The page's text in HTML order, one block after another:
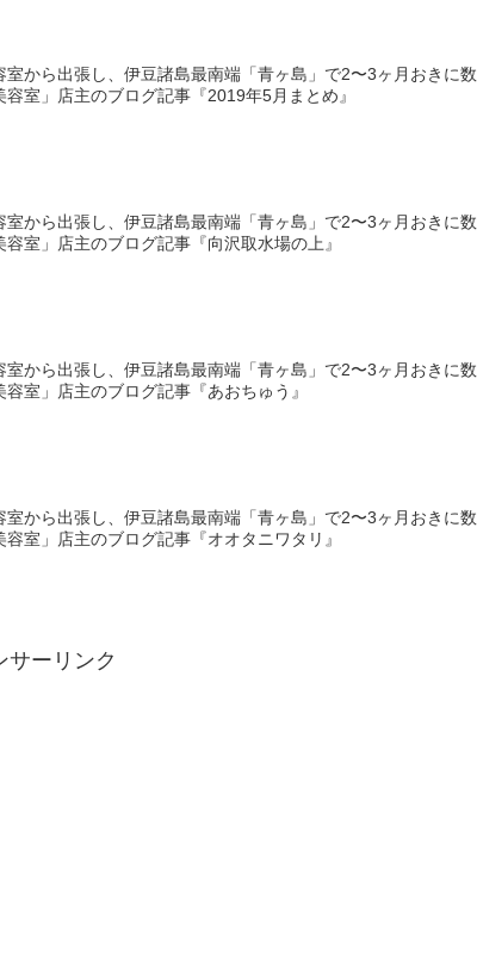
から出張し、伊豆諸島最南端「青ヶ島」で2〜3ヶ月おきに数
室」店主のブログ記事『2019年5月まとめ』
から出張し、伊豆諸島最南端「青ヶ島」で2〜3ヶ月おきに数
室」店主のブログ記事『向沢取水場の上』
から出張し、伊豆諸島最南端「青ヶ島」で2〜3ヶ月おきに数
室」店主のブログ記事『あおちゅう』
から出張し、伊豆諸島最南端「青ヶ島」で2〜3ヶ月おきに数
室」店主のブログ記事『オオタニワタリ』
サーリンク